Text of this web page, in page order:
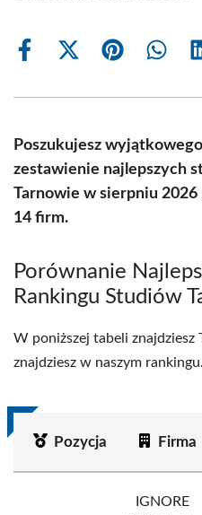
Share
Share
(Twitter)
Share Share
Poszukujesz
zestawienie najlepszych
Tarnowie w sierpniu
14 firm.
Porównanie
Rankingu Studiów
W poniższej tabeli
znajdziesz w naszym rankingu.
Pozycja Firma
IGNORE